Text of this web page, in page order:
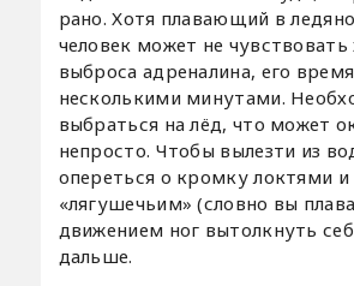
рано. Хотя плавающий в
человек может не чувствовать
выброса адреналина, его
несколькими минутами.
выбраться на лёд, что может
непросто. Чтобы вылезти из
опереться о кромку локтями и
«лягушечьим» (словно вы
движением ног вытолкнуть
дальше.